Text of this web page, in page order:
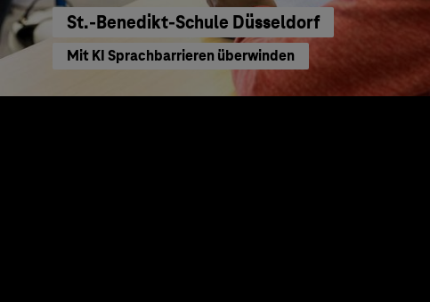
St.-Benedikt-Schule Düsseldorf
Mit KI Sprachbarrieren überwinden